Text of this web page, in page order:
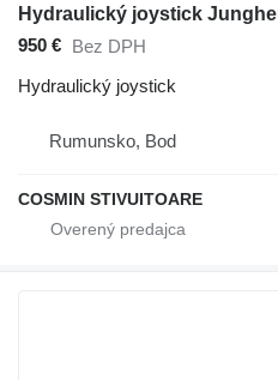
950 € Bez DPH
Hydraulický joystick
Rumunsko, Bod
COSMIN STIVUITOARE